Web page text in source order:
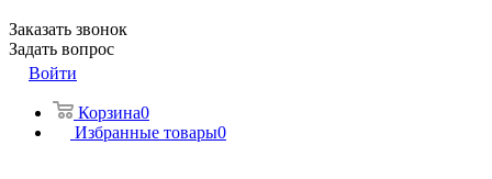
Заказать звонок
Задать вопрос
Войти
Корзина0
Избранные товары0